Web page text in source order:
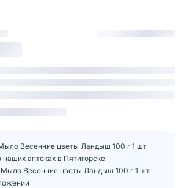
Весенние цветы Ландыш 100 г 1 шт
аптеках в Пятигорске
Весенние цветы Ландыш 100 г 1 шт